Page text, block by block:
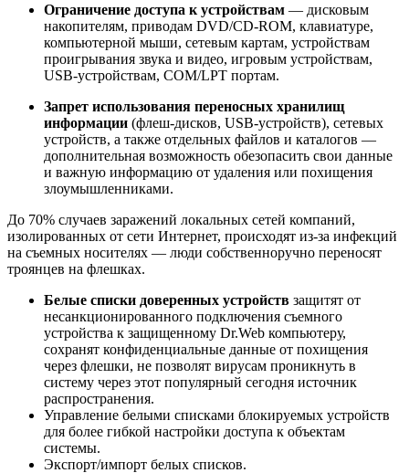
Ограничение доступа к устройствам — дисковым
накопителям, приводам DVD/CD-ROM, клавиатуре,
компьютерной мыши, сетевым картам, устройствам
проигрывания звука и видео, игровым устройствам,
USB-устройствам, COM/LPT портам.
Запрет использования переносных хранилищ
информации (флеш-дисков, USB-устройств), сетевых
устройств, а также отдельных файлов и каталогов —
дополнительная возможность обезопасить свои данные
и важную информацию от удаления или похищения
злоумышленниками.
До 70% случаев заражений локальных сетей компаний,
изолированных от сети Интернет, происходят из-за инфекций
на съемных носителях — люди собственноручно переносят
троянцев на флешках.
Белые списки доверенных устройств защитят от
несанкционированного подключения съемного
устройства к защищенному Dr.Web компьютеру,
сохранят конфиденциальные данные от похищения
через флешки, не позволят вирусам проникнуть в
систему через этот популярный сегодня источник
распространения.
Управление белыми списками блокируемых устройств
для более гибкой настройки доступа к объектам
системы.
Экспорт/импорт белых списков.